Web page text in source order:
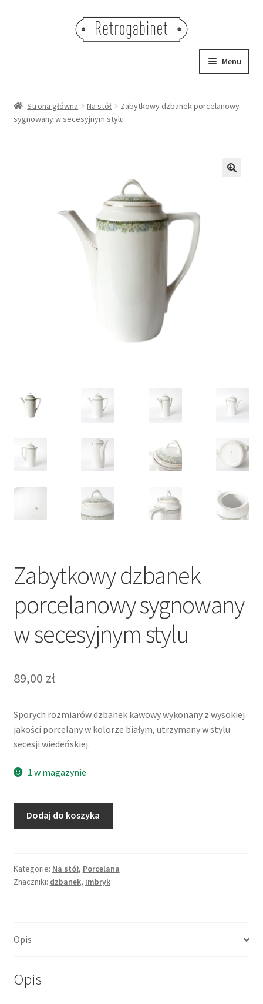
Menu
OBRAZY
OŚWIETLENIE
Strona główna Na stół
Zabytkowy dzbanek porcelanowy
sygnowany w secesyjnym stylu
Zabytkowy dzbanek
porcelanowy sygnowany
w secesyjnym stylu
89,00 zł
Sporych rozmiarów dzbanek kawowy wykonany z wysokiej
jakości porcelany w kolorze białym, utrzymany w stylu
secesji wiedeńskiej.
1 w magazynie
Zabytkowy
sygnowany
w
Dodaj do koszyka
Kategorie: Na stół, Porcelana
Znaczniki: dzbanek, imbryk
Opis
Opis